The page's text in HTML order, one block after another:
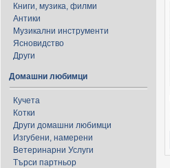
Книги, музика, филми
Антики
Музикални инструменти
Ясновидство
Други
Домашни любимци
Кучета
Котки
Други домашни любимци
Изгубени, намерени
Ветеринарни Услуги
Търси партньор